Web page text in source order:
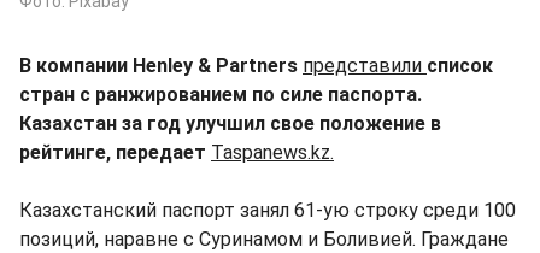
В компании Henley & Partners представили список
стран с ранжированием по силе паспорта.
Казахстан за год улучшил свое положение в
рейтинге, передает Taspanews.kz.
Казахстанский паспорт занял 61-ую строку среди 100
позиций, наравне с Суринамом и Боливией. Граждане